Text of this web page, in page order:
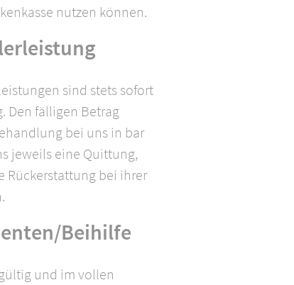
nutzen können.
sind stets sofort
Den fälligen Betrag
bei uns in bar
jeweils eine Quittung,
Rückerstattung bei ihrer
Beihilfe
und im vollen